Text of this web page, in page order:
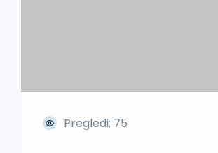
Pregledi: 75